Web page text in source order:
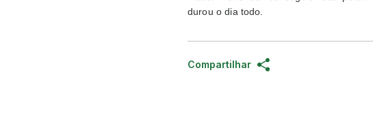
durou o dia todo.
Compartilhar